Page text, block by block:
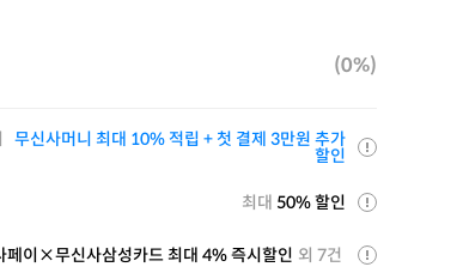
(0%)
무신사머니 최대 10% 적립 + 첫 결제 3만원 추가
할인
최대 50% 할인
페이×무신사삼성카드 최대 4% 즉시할인 외 7건